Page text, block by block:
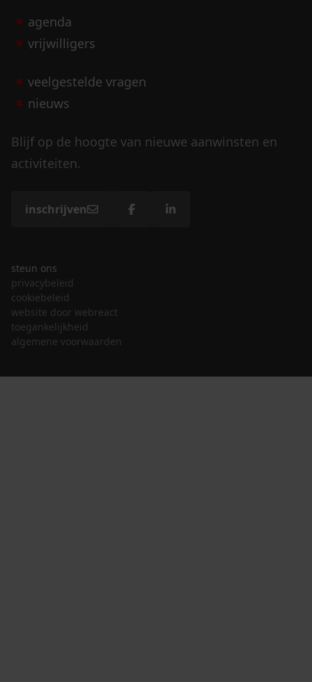
agenda
vrijwilligers
veelgestelde vragen
nieuws
Blijf op de hoogte van nieuwe aanwinsten en
activiteiten.
inschrijven
steun ons
privacybeleid
cookiebeleid
website door webreact
toegankelijkheid
algemene voorwaarden